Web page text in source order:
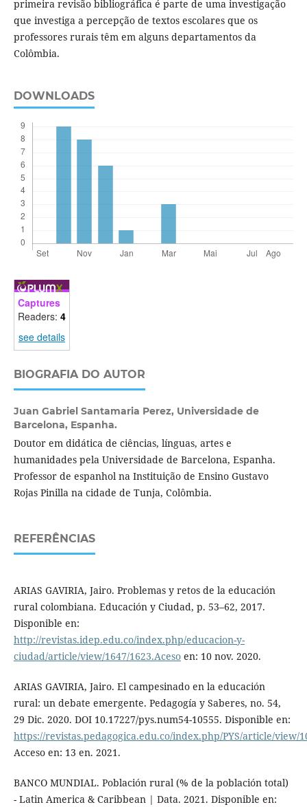
primeira revisão bibliográfica é parte de uma investigação
que investiga a percepção de textos escolares que os
professores rurais têm em alguns departamentos da
Colômbia.
DOWNLOADS
Captures
Readers: 4
see details
BIOGRAFIA DO AUTOR
Juan Gabriel Santamaria Perez, Universidade de
Barcelona, Espanha.
Doutor em didática de ciências, línguas, artes e
humanidades pela Universidade de Barcelona, Espanha.
Professor de espanhol na Instituição de Ensino Gustavo
Rojas Pinilla na cidade de Tunja, Colômbia.
REFERÊNCIAS
ARIAS GAVIRIA, Jairo. Problemas y retos de la educación
rural colombiana. Educación y Ciudad, p. 53–62, 2017.
Disponible en:
http://revistas.idep.edu.co/index.php/educacion-y-
ciudad/article/view/1647/1623.Acesoen: 10 nov. 2020.
ARIAS GAVIRIA, Jairo. El campesinado en la educación
rural: un debate emergente. Pedagogía y Saberes, no. 54,
29 Dic. 2020. DOI 10.17227/pys.num54-10555. Disponible en:
https://revistas.pedagogica.edu.co/index.php/PYS/article/view/
Acceso en: 13 en. 2021.
BANCO MUNDIAL. Población rural (% de la población total)
- Latin America & Caribbean | Data. 2021. Disponible en: